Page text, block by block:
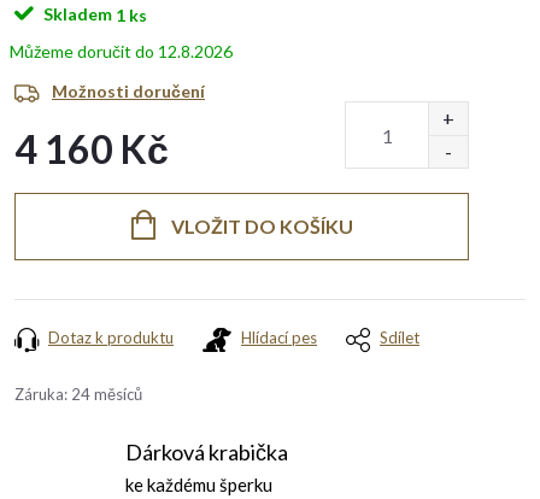
Skladem 1 ks
12.8.2026
Možnosti doručení
4 160 Kč
VLOŽIT DO KOŠÍKU
Dotaz k produktu Hlídací pes Sdílet
Záruka: 24 měsíců
Dárková krabička
ke každému šperku